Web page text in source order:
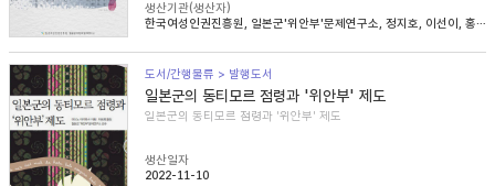
생산기관(생산자)
한국여성인권진흥원, 일본군'위안부'문제연구소, 정지호, 이선이, 홍영미, 김승래
도서/간행물류 > 발행도서
일본군의 동티모르 점령과 '위안부' 제도
일본군의 동티모르 점령과 '위안부' 제도
생산일자
2022-11-10